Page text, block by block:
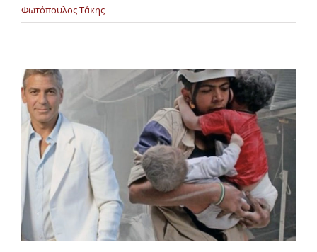
Φωτόπουλος Τάκης